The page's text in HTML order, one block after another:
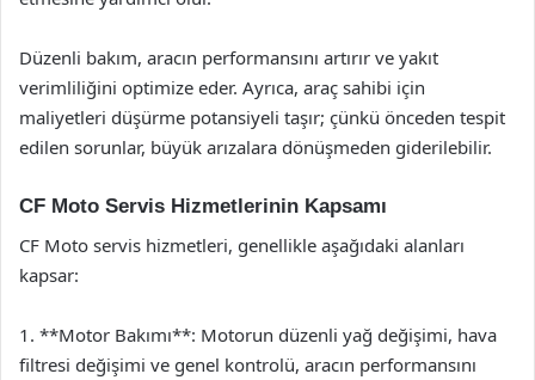
Düzenli bakım, aracın performansını artırır ve yakıt
verimliliğini optimize eder. Ayrıca, araç sahibi için
maliyetleri düşürme potansiyeli taşır; çünkü önceden tespit
edilen sorunlar, büyük arızalara dönüşmeden giderilebilir.
CF Moto Servis Hizmetlerinin Kapsamı
CF Moto servis hizmetleri, genellikle aşağıdaki alanları
kapsar:
1. **Motor Bakımı**: Motorun düzenli yağ değişimi, hava
filtresi değişimi ve genel kontrolü, aracın performansını